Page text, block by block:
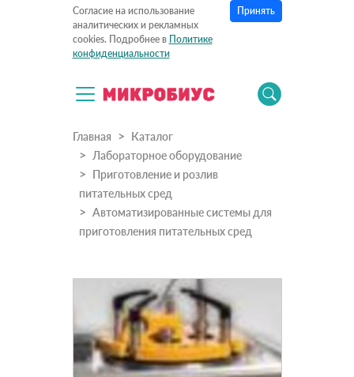
Согласие на использование
аналитических и рекламных
cookies. Подробнее в Политике
конфиденциальности
Принять
Главная
Каталог
Лабораторное оборудование
Приготовление и розлив
питательных сред
Автоматизированные системы для
приготовления питательных сред